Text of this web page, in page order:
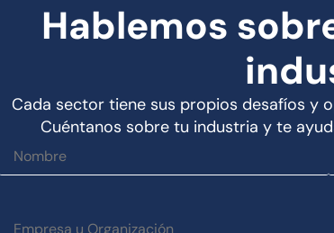
Hablemos
Cada sector tiene sus propios desafíos y
Cuéntanos sobre tu industria y te